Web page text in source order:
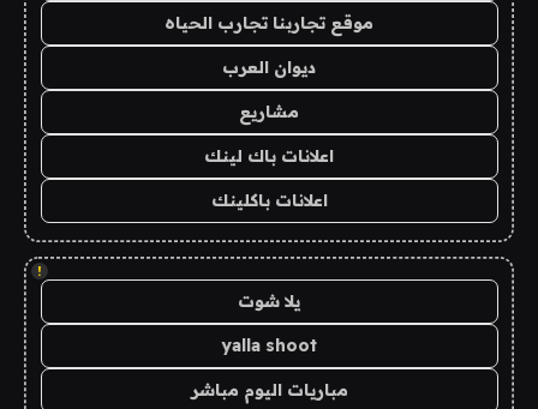
موقع تجاربنا تجارب الحياه
ديوان العرب
مشاريع
اعلانات باك لينك
اعلانات باكلينك
!
يلا شوت
yalla shoot
مباريات اليوم مباشر